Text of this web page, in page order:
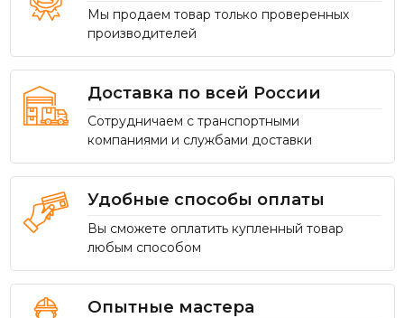
Мы продаем товар только проверенных
производителей
Доставка по всей России
Сотрудничаем с транспортными
компаниями и службами доставки
Удобные способы оплаты
Вы сможете оплатить купленный товар
любым способом
Опытные мастера